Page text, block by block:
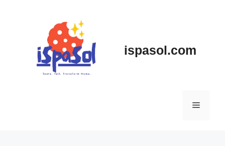
ispasol.com
Menu